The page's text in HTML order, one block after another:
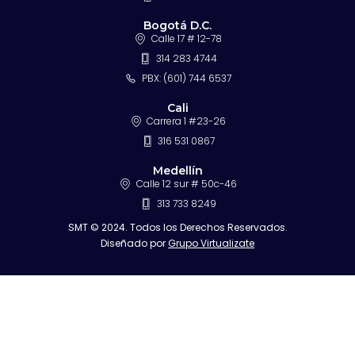
Bogotá D.C.
Calle 17 # 12-78
314 283 4744
PBX: (601) 744 6537
Cali
Carrera 1 #23-26
316 531 0867
Medellín
Calle 12 sur # 50c-46
313 733 8249
SMT © 2024. Todos los Derechos Reservados.
Diseñado porGrupo Virtualizate